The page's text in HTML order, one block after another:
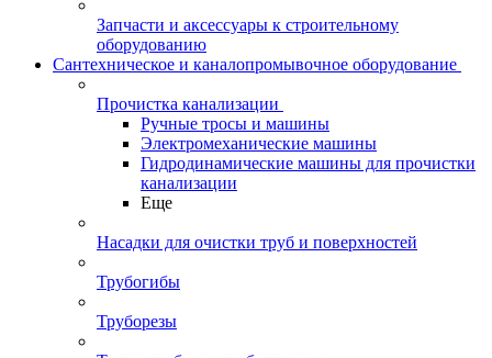
Запчасти и аксессуары к строительному
оборудованию
Сантехническое и каналопромывочное оборудование
Прочистка канализации
Ручные тросы и машины
Электромеханические машины
Гидродинамические машины для прочистки
канализации
Еще
Насадки для очистки труб и поверхностей
Трубогибы
Труборезы